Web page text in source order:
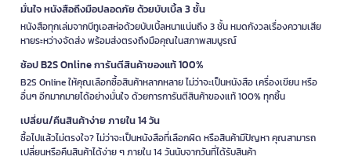
มั่นใจ หนังสือถึงมือปลอดภัย ด้วยบับเบิ้ล 3 ชั้น
หนังสือทุกเล่มจากบีทูเอสห่อด้วยบับเบิ้ลหนาแน่นถึง 3 ชั้น หมดกังวลเรื่องความเสีย
หายระหว่างจัดส่ง พร้อมส่งตรงถึงมือคุณในสภาพสมบูรณ์
ช้อป B2S Online การันตีสินค้าของแท้ 100%
B2S Online ให้คุณเลือกซื้อสินค้าหลากหลาย ไม่ว่าจะเป็นหนังสือ เครื่องเขียน หรือ
อื่นๆ อีกมากมายได้อย่างมั่นใจ ด้วยการการันตีสินค้าของแท้ 100% ทุกชิ้น
เปลี่ยน/คืนสินค้าง่าย ภายใน 14 วัน
ซื้อไปแล้วไม่ตรงใจ? ไม่ว่าจะเป็นหนังสือที่เลือกผิด หรือสินค้ามีปัญหา คุณสามารถ
เปลี่ยนหรือคืนสินค้าได้ง่าย ๆ ภายใน 14 วันนับจากวันที่ได้รับสินค้า